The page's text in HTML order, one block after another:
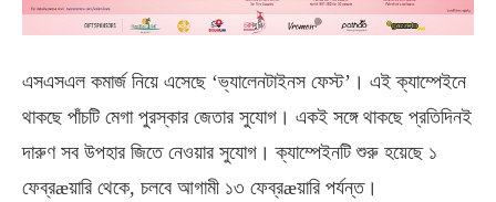
এসএসএল কমার্জ নিয়ে এসেছে ‘ভ্যালেনটাইনস ফেস্ট’। এই ক্যাম্পেইনে
থাকছে পাঁচটি মেগা পুরস্কার জেতার সুযোগ। একই সঙ্গে থাকছে প্রতিদিনই
দারুণ সব উপহার জিতে নেওয়ার সুযোগ। ক্যাম্পেইনটি শুরু হয়েছে ১
ফেব্রæয়ারি থেকে, চলবে আগামী ১৩ ফেব্রæয়ারি পর্যন্ত।